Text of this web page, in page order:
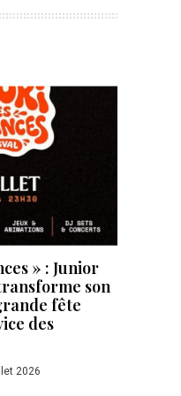
» : Junior
son
fête
des
2026